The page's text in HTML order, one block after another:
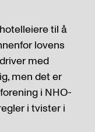
til å
lovens
med
men det er
i NHO-
i tvister i